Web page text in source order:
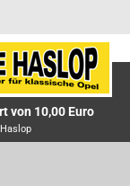
von 10,00 Euro